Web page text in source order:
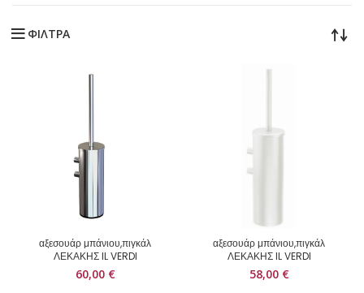
ΦΙΛΤΡΑ
αξεσουάρ μπάνιου,πιγκάλ
ΛΕΚΑΚΗΣ IL VERDI
60,00 €
αξεσουάρ μπάνιου,πιγκάλ
ΛΕΚΑΚΗΣ IL VERDI
58,00 €